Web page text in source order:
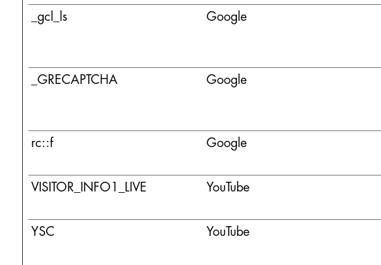
_gcl_ls Google
_GRECAPTCHA Google
rc::f Google
VISITOR_INFO1_LIVE YouTube
YSC YouTube